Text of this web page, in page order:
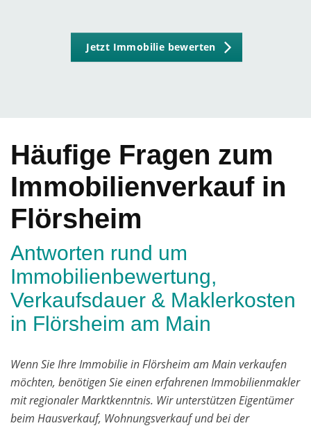
Jetzt Immobilie bewerten
Häufige Fragen zum
Immobilienverkauf in
Flörsheim
Antworten rund um
Immobilienbewertung,
Verkaufsdauer & Maklerkosten
in Flörsheim am Main
Wenn Sie Ihre Immobilie in Flörsheim am Main verkaufen
möchten, benötigen Sie einen erfahrenen Immobilienmakler
mit regionaler Marktkenntnis. Wir unterstützen Eigentümer
beim Hausverkauf, Wohnungsverkauf und bei der